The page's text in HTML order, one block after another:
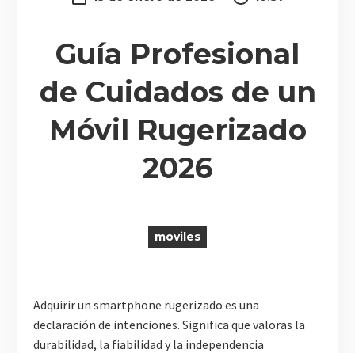
Guía Profesional
de Cuidados de un
Móvil Rugerizado
2026
moviles
Adquirir un smartphone rugerizado es una
declaración de intenciones. Significa que valoras la
durabilidad, la fiabilidad y la independencia